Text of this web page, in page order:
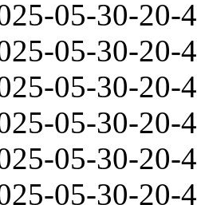
05-30-20-
05-30-20-
05-30-20-
05-30-20-
05-30-20-
05-30-20-